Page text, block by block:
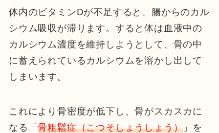
体内のビタミンDが不足すると、腸からのカル
シウム吸収が滞ります。すると体は血液中の
カルシウム濃度を維持しようとして、骨の中
に蓄えられているカルシウムを溶かし出して
しまいます。
これにより骨密度が低下し、骨がスカスカに
なる「骨粗鬆症（こつそしょうしょう） 」を